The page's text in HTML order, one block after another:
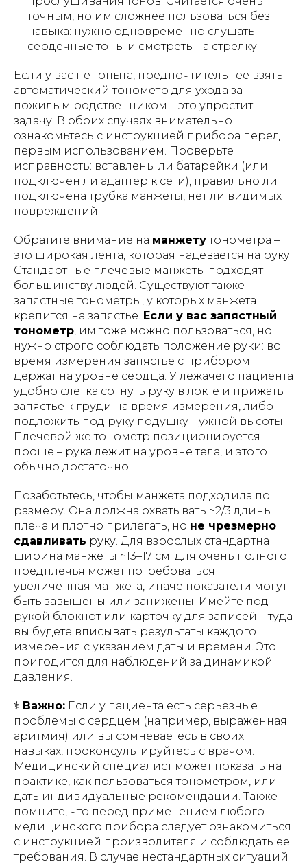
точным, но им сложнее пользоваться без
навыка: нужно одновременно слушать
сердечные тоны и смотреть на стрелку.
Если у вас нет опыта, предпочтительнее взять
автоматический тонометр для ухода за
пожилым родственником – это упростит
задачу. В обоих случаях внимательно
ознакомьтесь с инструкцией прибора перед
первым использованием. Проверьте
исправность: вставлены ли батарейки (или
подключён ли адаптер к сети), правильно ли
подключена трубка манжеты, нет ли видимых
повреждений.
Обратите внимание на манжетутонометра –
это широкая лента, которая надевается на руку.
Стандартные плечевые манжеты подходят
большинству людей. Существуют также
запястные тонометры, у которых манжета
крепится на запястье. Если у вас запястный
тонометр, им тоже можно пользоваться, но
нужно строго соблюдать положение руки: во
время измерения запястье с прибором
держат на уровне сердца​. У лежачего пациента
удобно слегка согнуть руку в локте и прижать
запястье к груди на время измерения, либо
подложить под руку подушку нужной высоты.
Плечевой же тонометр позиционируется
проще – рука лежит на уровне тела, и этого
обычно достаточно.
Позаботьтесь, чтобы манжета подходила по
размеру. Она должна охватывать ~2/3 длины
плеча и плотно прилегать, но не чрезмерно
сдавливать руку. Для взрослых стандартна
ширина манжеты ~13–17 см; для очень полного
предплечья может потребоваться
увеличенная манжета, иначе показатели могут
быть завышены или занижены. Имейте под
рукой блокнот или карточку для записей – туда
вы будете вписывать результаты каждого
измерения с указанием даты и времени. Это
пригодится для наблюдений за динамикой
давления.
⚕ Важно: Если у пациента есть серьезные
проблемы с сердцем (например, выраженная
аритмия) или вы сомневаетесь в своих
навыках, проконсультируйтесь с врачом.
Медицинский специалист может показать на
практике, как пользоваться тонометром, или
дать индивидуальные рекомендации. Также
помните, что перед применением любого
медицинского прибора следует ознакомиться
с инструкцией производителя и соблюдать ее
требования. В случае нестандартных ситуаций